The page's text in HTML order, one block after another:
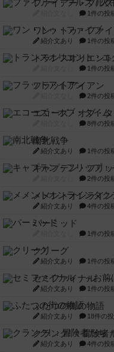
ファイアー・ブル
1件の投
ワン・トゥ・ファ
紹介文あり 1件の投
トランスオリエン
1件の投
フラットアイアン
2件の投
エコーズ・オブ・
8件の投
南北戦争
紹介文あり 1件の投
キャプテン・フリ
2件の投
メメントオンライ
紹介文あり 4件の投
パーミッド
1件の投
クリーグ
紹介文あり 1件の投
セミファイナル ～
紹介文あり 1件の投
ふたつの街の物語
紹介文あり 18件の
クランク! ：冒険者
紹介文あり 4件の投